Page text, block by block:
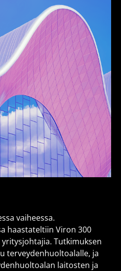
vaiheessa.
haastateltiin Viron 300
Tutkimuksen
terveydenhuoltoalalle, ja
laitosten ja